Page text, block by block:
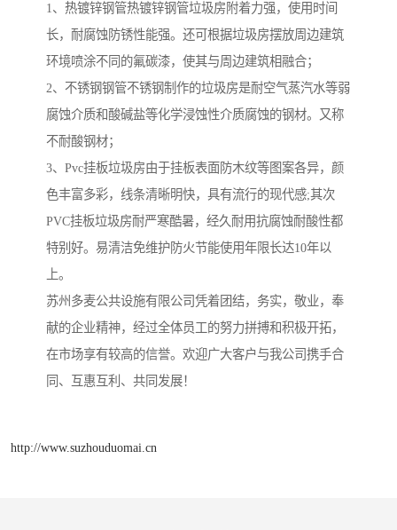
1、热镀锌钢管热镀锌钢管垃圾房附着力强，使用时间
长，耐腐蚀防锈性能强。还可根据垃圾房摆放周边建筑
环境喷涂不同的氟碳漆，使其与周边建筑相融合；
2、不锈钢钢管不锈钢制作的垃圾房是耐空气蒸汽水等弱
腐蚀介质和酸碱盐等化学浸蚀性介质腐蚀的钢材。又称
不耐酸钢材；
3、Pvc挂板垃圾房由于挂板表面防木纹等图案各异，颜
色丰富多彩，线条清晰明快，具有流行的现代感;其次
PVC挂板垃圾房耐严寒酷暑，经久耐用抗腐蚀耐酸性都
特别好。易清洁免维护防火节能使用年限长达10年以
上。
苏州多麦公共设施有限公司凭着团结，务实，敬业，奉
献的企业精神，经过全体员工的努力拼搏和积极开拓，
在市场享有较高的信誉。欢迎广大客户与我公司携手合
同、互惠互利、共同发展！
http://www.suzhouduomai.cn